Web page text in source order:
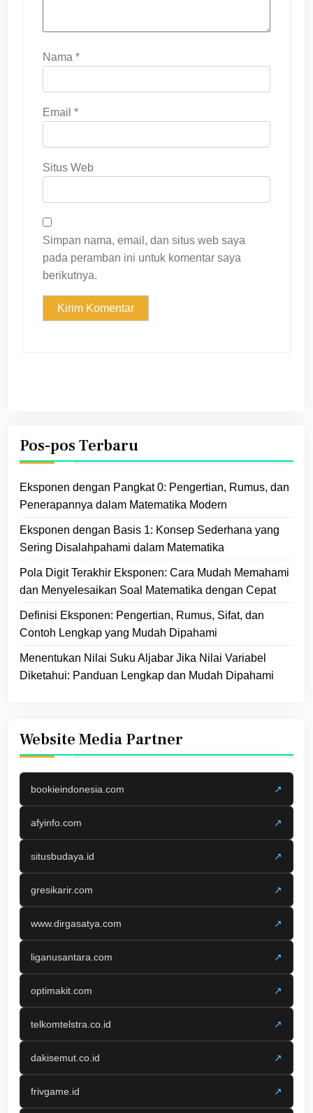
Nama *
Email *
Situs Web
Simpan nama, email, dan situs web saya
pada peramban ini untuk komentar saya
berikutnya.
Pos-pos Terbaru
Eksponen dengan Pangkat 0: Pengertian, Rumus, dan
Penerapannya dalam Matematika Modern
Eksponen dengan Basis 1: Konsep Sederhana yang
Sering Disalahpahami dalam Matematika
Pola Digit Terakhir Eksponen: Cara Mudah Memahami
dan Menyelesaikan Soal Matematika dengan Cepat
Definisi Eksponen: Pengertian, Rumus, Sifat, dan
Contoh Lengkap yang Mudah Dipahami
Menentukan Nilai Suku Aljabar Jika Nilai Variabel
Diketahui: Panduan Lengkap dan Mudah Dipahami
Website Media Partner
bookieindonesia.com ↗
afyinfo.com ↗
situsbudaya.id ↗
gresikarir.com ↗
www.dirgasatya.com ↗
liganusantara.com ↗
optimakit.com ↗
telkomtelstra.co.id ↗
dakisemut.co.id ↗
frivgame.id ↗